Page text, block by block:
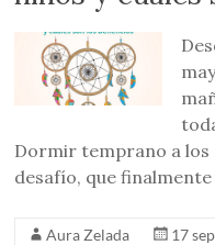
Dormir temprano a
desafío, que finalmente
Aura Zelada
17